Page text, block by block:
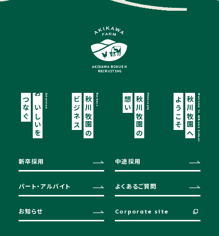
AKIKAWA BOKUEN
RECRUITING
Interview
おいしいを
つなぐ Business
秋川牧園の
ビジネス Philosophy
秋川牧園の
想い Welcome to Akikawa bokuen
秋川牧園へ
ようこそ
新卒採用 中途採用
パート・アルバイト よくあるご質問
お知らせ Corporate site